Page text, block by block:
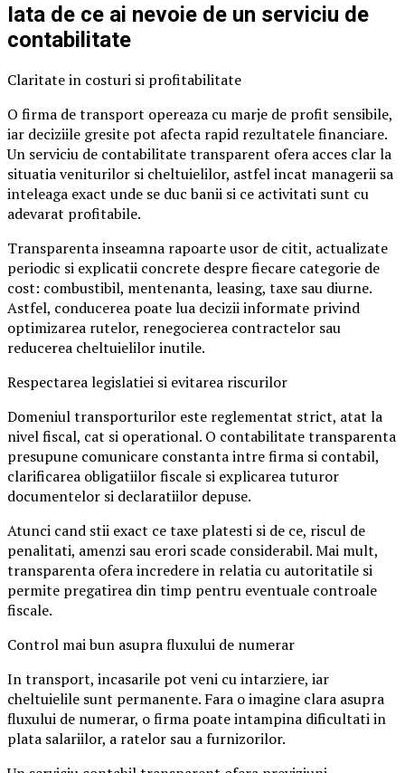
Iata de ce ai nevoie de un serviciu de
contabilitate
Claritate in costuri si profitabilitate
O firma de transport opereaza cu marje de profit sensibile,
iar deciziile gresite pot afecta rapid rezultatele financiare.
Un serviciu de contabilitate transparent ofera acces clar la
situatia veniturilor si cheltuielilor, astfel incat managerii sa
inteleaga exact unde se duc banii si ce activitati sunt cu
adevarat profitabile.
Transparenta inseamna rapoarte usor de citit, actualizate
periodic si explicatii concrete despre fiecare categorie de
cost: combustibil, mentenanta, leasing, taxe sau diurne.
Astfel, conducerea poate lua decizii informate privind
optimizarea rutelor, renegocierea contractelor sau
reducerea cheltuielilor inutile.
Respectarea legislatiei si evitarea riscurilor
Domeniul transporturilor este reglementat strict, atat la
nivel fiscal, cat si operational. O contabilitate transparenta
presupune comunicare constanta intre firma si contabil,
clarificarea obligatiilor fiscale si explicarea tuturor
documentelor si declaratiilor depuse.
Atunci cand stii exact ce taxe platesti si de ce, riscul de
penalitati, amenzi sau erori scade considerabil. Mai mult,
transparenta ofera incredere in relatia cu autoritatile si
permite pregatirea din timp pentru eventuale controale
fiscale.
Control mai bun asupra fluxului de numerar
In transport, incasarile pot veni cu intarziere, iar
cheltuielile sunt permanente. Fara o imagine clara asupra
fluxului de numerar, o firma poate intampina dificultati in
plata salariilor, a ratelor sau a furnizorilor.